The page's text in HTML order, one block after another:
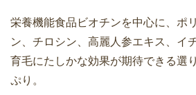
栄養機能食品ビオチンを中心に、ポ
ン、チロシン、高麗人参エキス、イ
育毛にたしかな効果が期待できる選
ぷり。